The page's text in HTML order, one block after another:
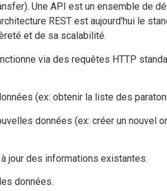
Une API est un ensemble de
REST est aujourd'hui le
et de sa scalabilité.
via des requêtes HTTP
(ex: obtenir la liste des
données (ex: créer un nouvel
jour des informations existantes.
données.